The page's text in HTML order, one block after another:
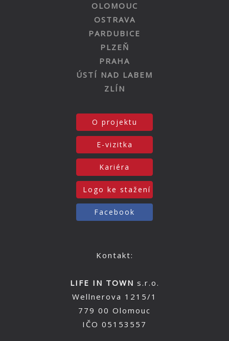
OLOMOUC
OSTRAVA
PARDUBICE
PLZEŇ
PRAHA
ÚSTÍ NAD LABEM
ZLÍN
O projektu
E-vizitka
Kariéra
Logo ke stažení
Facebook
Kontakt:
LIFE IN TOWN s.r.o.
Wellnerova 1215/1
779 00 Olomouc
IČO 05153557